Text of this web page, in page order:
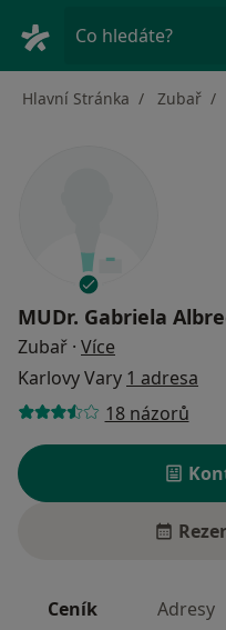
Co hledáte?
Hlavní Stránka Zubař
MUDr. Gabriela
Zubař · Více
Karlovy Vary 1 adresa
18 názorů
Ceník Adresy